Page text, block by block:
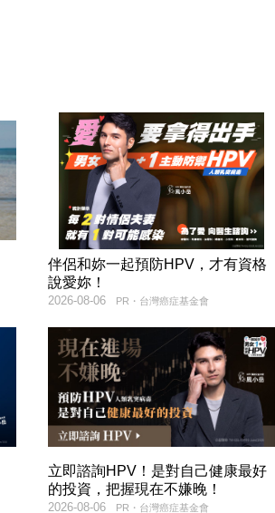
伴侶和妳一起預防HPV，才有資格
說愛妳！
PR・台灣癌症基金會
2026-08-06
立即諮詢HPV！是對自己健康最好
的投資，把握現在不嫌晚！
PR・台灣癌症基金會
2026-08-06